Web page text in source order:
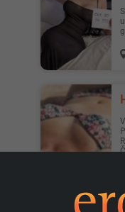
SAMO ONLINE. Volim strast i
VIDEO POZIV 43 godina plavusa